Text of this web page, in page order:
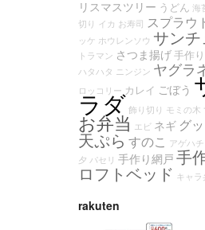
リスマスツリー うどん 海
切り
イカ お寿司 スプラウ
ッケ ホウレンソウ サンチ
トラマン さつま揚げ 手作り
ハタハタ
ニンジン ヤグラ
ロッコリー カレイ ごぼう
ラダ 飾り切り モミの木
お弁当 エビ ネギ グ
天ぷら すのこ アゲハ
夕 パセリ 手作り網戸 手
ロフトベッド キャラ
rakuten